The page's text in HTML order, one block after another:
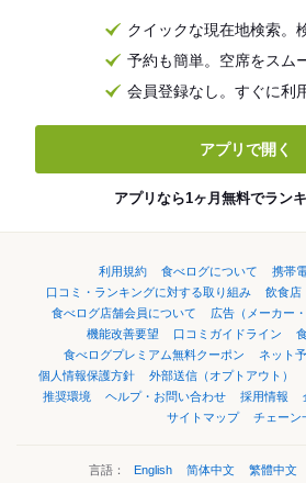
クイックな現在地検索。
予約も簡単。空席をスム
会員登録なし。すぐに利
アプリで開く
アプリなら1ヶ月無料でラン
利用規約 食べログについて
携帯
口コミ・ランキングに対する取り組み
飲食店
食べログ店舗会員について
広告（メーカー
機能改善要望
口コミガイドライン
食べログプレミアム無料クーポン
ネット
個人情報保護方針
外部送信（オプトアウト）
推奨環境
ヘルプ・お問い合わせ 採用情報
サイトマップ
チェーン
言語： English 简体中文 繁體中文